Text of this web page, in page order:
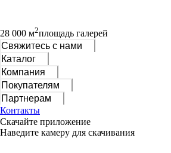
28 000 м2площадь галерей
Свяжитесь с нами
Каталог
Компания
Покупателям
Партнерам
Контакты
Скачайте приложение
Наведите камеру для скачивания